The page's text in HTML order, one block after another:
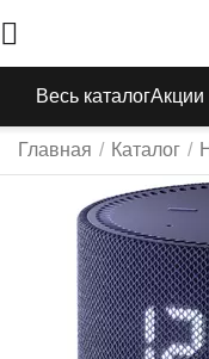
Весь каталогАкции
Главная / Каталог /